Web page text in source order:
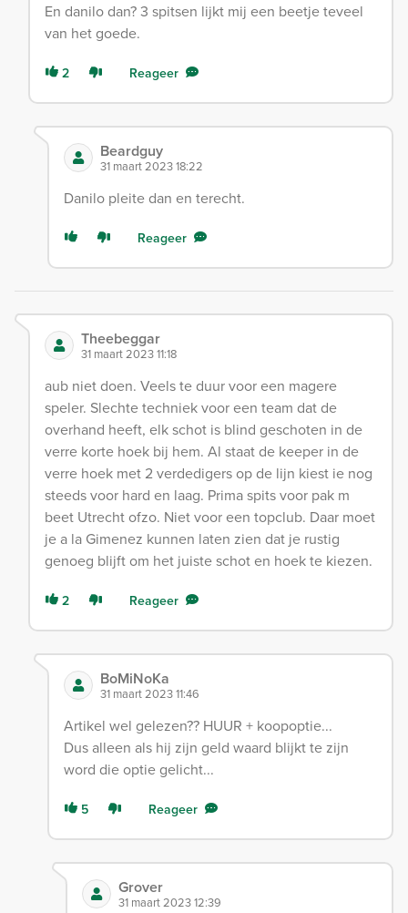
En danilo dan? 3 spitsen lijkt mij een beetje teveel
van het goede.
2 Reageer
Beardguy
31 maart 2023 18:22
Danilo pleite dan en terecht.
Reageer
Theebeggar
31 maart 2023 11:18
aub niet doen. Veels te duur voor een magere
speler. Slechte techniek voor een team dat de
overhand heeft, elk schot is blind geschoten in de
verre korte hoek bij hem. Al staat de keeper in de
verre hoek met 2 verdedigers op de lijn kiest ie nog
steeds voor hard en laag. Prima spits voor pak m
beet Utrecht ofzo. Niet voor een topclub. Daar moet
je a la Gimenez kunnen laten zien dat je rustig
genoeg blijft om het juiste schot en hoek te kiezen.
2 Reageer
BoMiNoKa
31 maart 2023 11:46
Artikel wel gelezen?? HUUR + koopoptie...
Dus alleen als hij zijn geld waard blijkt te zijn
word die optie gelicht...
5 Reageer
Grover
31 maart 2023 12:39